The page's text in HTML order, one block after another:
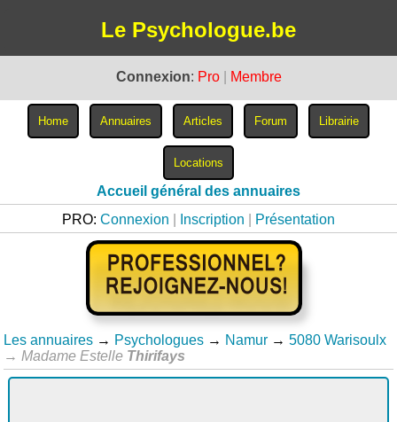
Le Psychologue.be
Connexion: Pro Membre
Accueil général des annuaires
PRO: Connexion Inscription Présentation
Les annuaires → Psychologues → Namur → 5080 Warisoulx
→ Madame Estelle Thirifays